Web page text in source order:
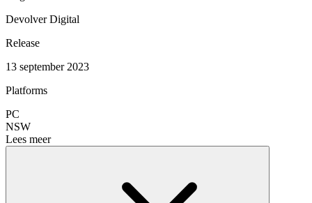
Devolver Digital
Release
13 september 2023
Platforms
PC
NSW
Lees meer